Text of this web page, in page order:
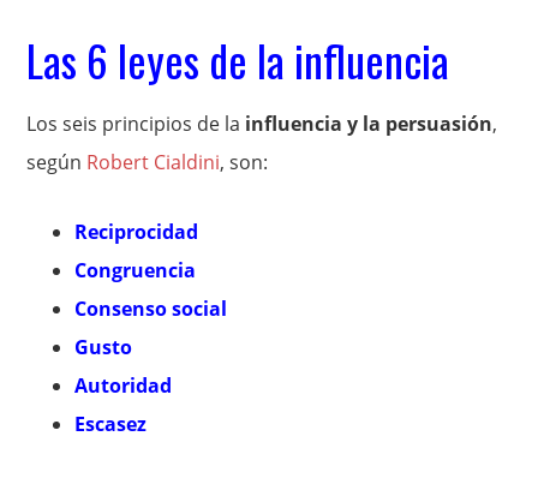
Las 6 leyes de la influencia
Los seis principios de la influencia y la persuasión,
según Robert Cialdini, son:
Reciprocidad
Congruencia
Consenso social
Gusto
Autoridad
Escasez